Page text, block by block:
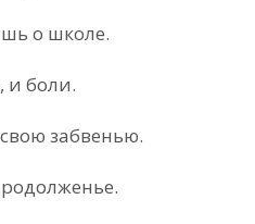
о школе.
и боли.
забвенью.